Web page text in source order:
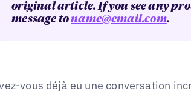
original article. If you see any
message toname@email.com.
vous déjà eu une conversation